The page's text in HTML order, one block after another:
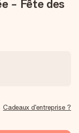
- Fête des
Cadeaux d'entreprise ?